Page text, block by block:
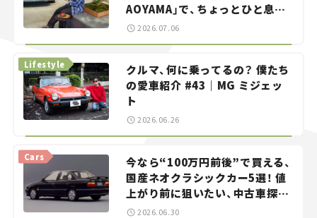
AOYAMA」で、ちょっとひと息。
——連載｜CCGとクルマでどうす
2026.07.06
クルマ、何に乗ってるの？ 僕たち
の愛車紹介 #43｜MG ミジェッ
ト
Lifestyle
2026.06.26
今なら“100万円前後”で買える、
国産ネオクラシックカー5選！ 値
上がり前に狙いたい、中古車探し
をお手伝い――ちょっとイケてるマ
Cars
2026.06.30